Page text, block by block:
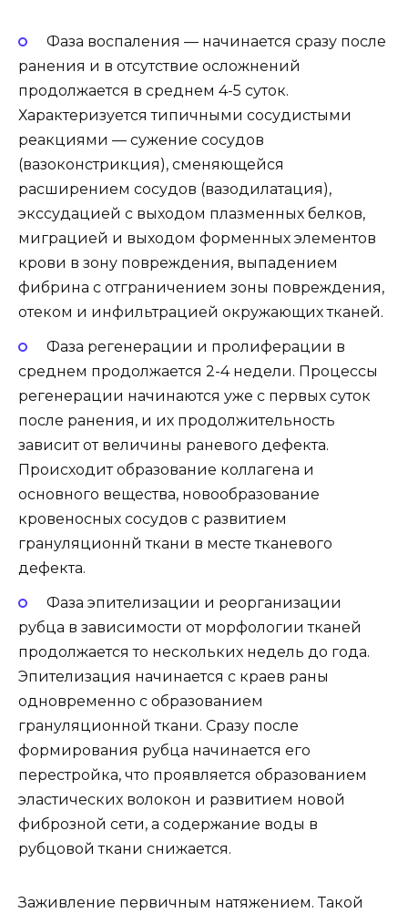
Фаза воспаления — начинается сразу после
ранения и в отсутствие осложнений
продолжается в среднем 4-5 суток.
Характеризуется типичными сосудистыми
реакциями — сужение сосудов
(вазоконстрикция), сменяющейся
расширением сосудов (вазодилатация),
экссудацией с выходом плазменных белков,
миграцией и выходом форменных элементов
крови в зону повреждения, выпадением
фибрина с отграничением зоны повреждения,
отеком и инфильтрацией окружающих тканей.
Фаза регенерации и пролиферации в
среднем продолжается 2-4 недели. Процессы
регенерации начинаются уже с первых суток
после ранения, и их продолжительность
зависит от величины раневого дефекта.
Происходит образование коллагена и
основного вещества, новообразование
кровеносных сосудов с развитием
грануляционнй ткани в месте тканевого
дефекта.
Фаза эпителизации и реорганизации
рубца в зависимости от морфологии тканей
продолжается то нескольких недель до года.
Эпителизация начинается с краев раны
одновременно с образованием
грануляционной ткани. Сразу после
формирования рубца начинается его
перестройка, что проявляется образованием
эластических волокон и развитием новой
фиброзной сети, а содержание воды в
рубцовой ткани снижается.
Заживление первичным натяжением. Такой